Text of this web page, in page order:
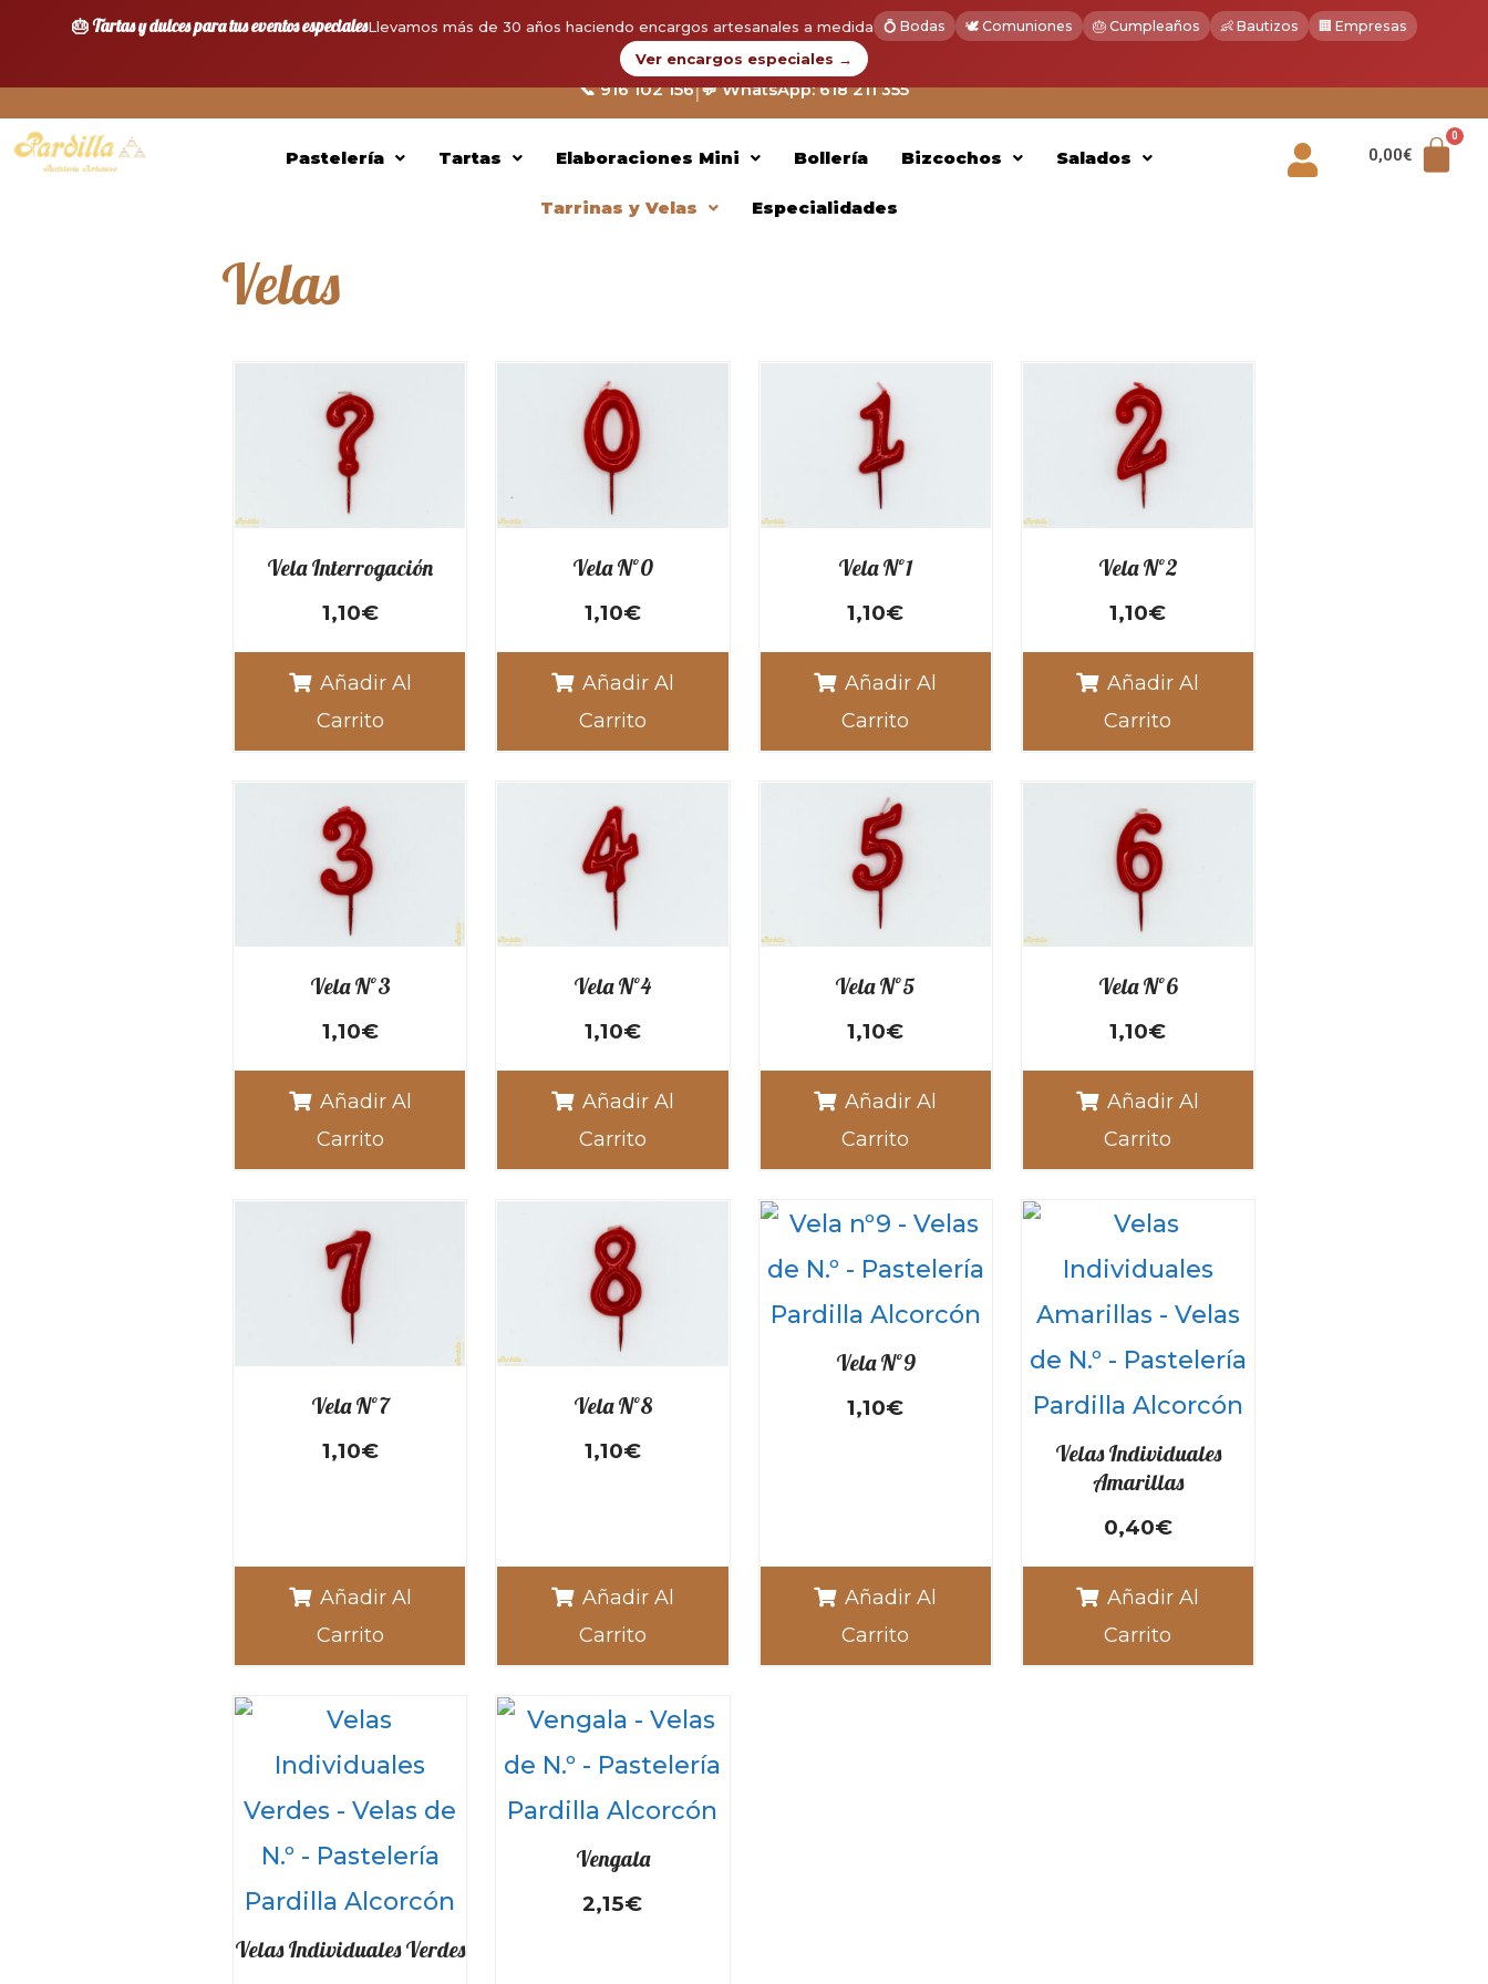
Pastelería Tartas Elaboraciones Mini Bollería Bizcochos Salados
Tarrinas y Velas Especialidades
0,00€
Velas
Vela Interrogación
1,10€
Añadir Al
Carrito
Vela Nº0
1,10€
Añadir Al
Carrito
Vela Nº1
1,10€
Añadir Al
Carrito
Vela Nº2
1,10€
Añadir Al
Carrito
Vela Nº3
1,10€
Añadir Al
Carrito
Vela Nº4
1,10€
Añadir Al
Carrito
Vela Nº5
1,10€
Añadir Al
Carrito
Vela Nº6
1,10€
Añadir Al
Carrito
Vela Nº7
1,10€
Añadir Al
Carrito
Vela Nº8
1,10€
Añadir Al
Carrito
Vela Nº9
1,10€
Añadir Al
Carrito
Velas Individuales
Amarillas
0,40€
Añadir Al
Carrito
Velas Individuales Verdes
Vengala
2,15€
🎂 Tartas y dulces para tus eventos especialesLlevamos más de 30 años haciendo encargos artesanales a medida 💍 Bodas 🕊️ Comuniones 🎂 Cumpleaños 👶 Bautizos 🏢 Empresas
Ver encargos especiales →
📞 916 102 156|💬 WhatsApp: 618 211 355